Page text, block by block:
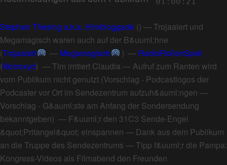
Stephan Thesing a.k.a. Hirnbloggade () —Trojaalert und
Megamagisch waren auch auf der B&uuml;hne
(Trojaalert — Megamagisch ) — RadioRollenSpiel
(Monoxyd) —Tim irritiert Claudia —Aufruf zum Ranten wird
vom Publikum nicht genutzt (Vorschlag - Podcastlogos der
Podcaster vor Ort im Sendezentrum aufzuh&auml;ngen —
Vorschlag - G&auml;ste am Anfang der Sondersendung
bekanntgeben) — F&uuml;r den 31C3 Sende-Engel
&quot;Pritangel&quot; einspannen — Dank aus dem Publikum
an die Truppe des Sendezentrums —Tipp f&uuml;r die Pampa:
Kongress-Videos als Filmabend den Freunden